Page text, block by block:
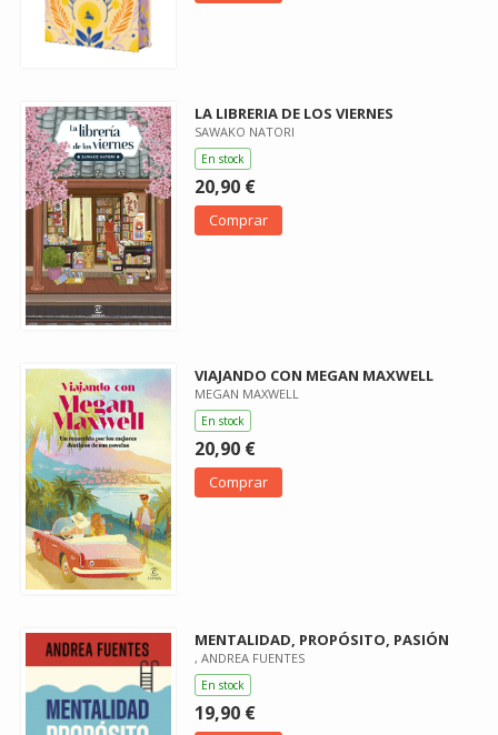
LA LIBRERIA DE LOS VIERNES
SAWAKO NATORI
En stock
20,90 €
Comprar
VIAJANDO CON MEGAN MAXWELL
MEGAN MAXWELL
En stock
20,90 €
Comprar
MENTALIDAD, PROPÓSITO, PASIÓN
, ANDREA FUENTES
En stock
19,90 €